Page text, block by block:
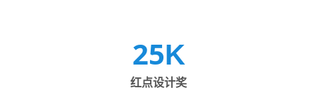
25K
红点设计奖